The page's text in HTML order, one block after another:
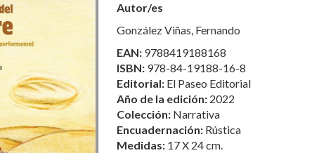
Autor/es
González Viñas, Fernando
EAN: 9788419188168
ISBN: 978-84-19188-16-8
Editorial: El Paseo Editorial
Año de la edición: 2022
Colección: Narrativa
Encuadernación: Rústica
Medidas: 17 X 24 cm.